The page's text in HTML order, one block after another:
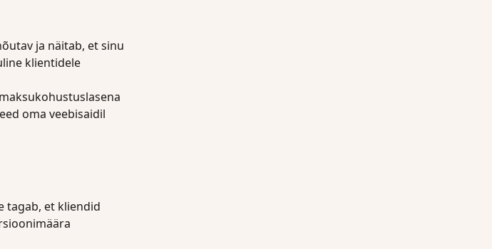
ja näitab, et sinu
klientidele
oma veebisaidil
tagab, et kliendid